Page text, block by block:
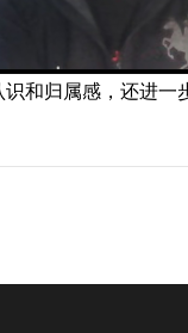
和归属感，还进